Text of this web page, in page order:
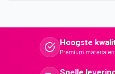
Hoogste
Premium
Snelle